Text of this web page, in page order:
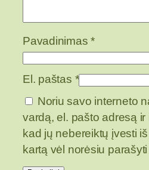
i
Pavadinimas*
El. paštas *
Noriu savo interneto
vardą, el. pašto adresą
kad jų nebereiktų įvesti
kartą vėl norėsiu